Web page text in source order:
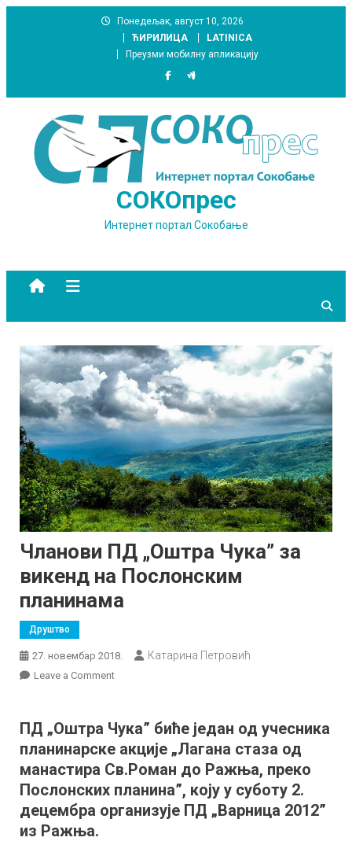
Понедељак, август 10, 2026
ЋИРИЛИЦА
LATINICA
Преузми мобилну апликацију
СОКОпрес
Интернет портал Сокобање
Чланови ПД „Оштра Чука” за
викенд на Послонским
планинама
Друштво
27. новембар 2018. Катарина Петровић
Leave a Commenton
„Оштра
Чука”
за
Послонским
ПД „Оштра Чука” биће један од учесника
планинарске акције „Лагана стаза од
манастира Св.Роман до Ражња, преко
Послонских планина”, коју у суботу 2.
децембра организује ПД „Варница 2012”
из Ражња.